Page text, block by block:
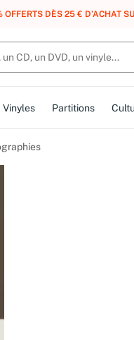
DES RÉCOMPENSES :
Vinyles Partitions